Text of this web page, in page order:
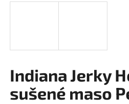
Indiana Jerky
sušené maso
t